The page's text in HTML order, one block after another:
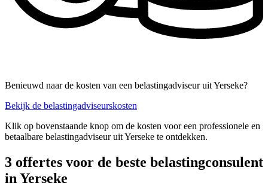
Benieuwd naar de kosten van een belastingadviseur uit Yerseke?
Bekijk de belastingadviseurskosten
Klik op bovenstaande knop om de kosten voor een professionele en
betaalbare belastingadviseur uit Yerseke te ontdekken.
3 offertes voor de beste belastingconsulent
in Yerseke